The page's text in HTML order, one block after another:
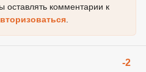
оставлять комментарии к
.
-2